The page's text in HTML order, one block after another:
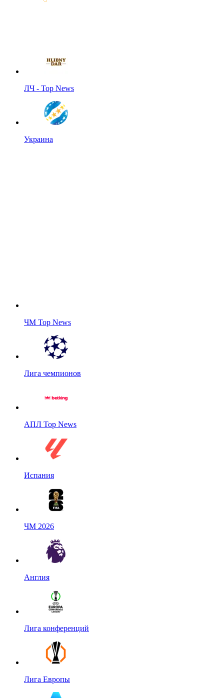
ЛЧ - Top News
Украина
ЧМ Top News
Лига чемпионов
АПЛ Top News
Испания
ЧМ 2026
Англия
Лига конференций
Лига Европы